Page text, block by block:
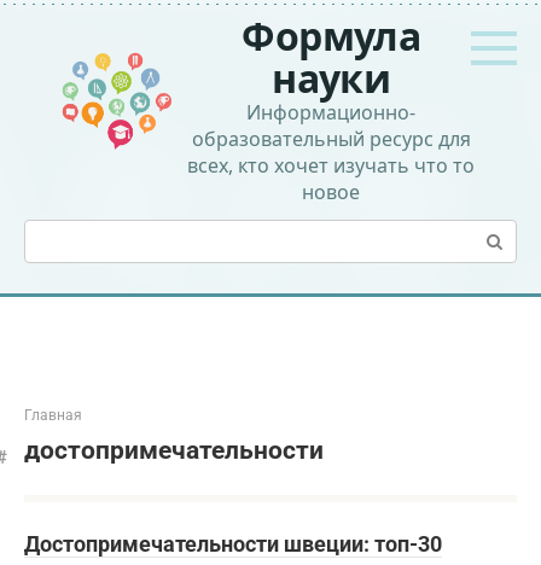
Перейти
контенту
Формула
науки
Информационно-
образовательный ресурс для
всех, кто хочет изучать что то
новое
Поиск:
Главная
достопримечательности
Достопримечательности швеции: топ-30